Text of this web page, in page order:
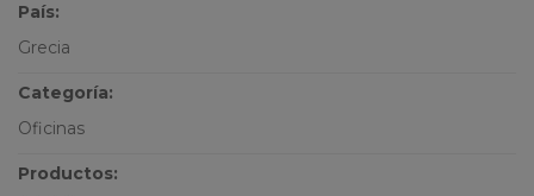
País:
Grecia
Categoría:
Oficinas
Productos: